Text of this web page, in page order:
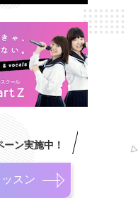
ン実施中！
スン